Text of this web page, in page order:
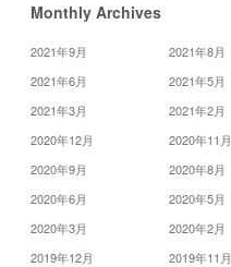
Monthly Archives
2021年9月 2021年8月
2021年6月
2021年5月
2021年3月
2021年2月
2020年12月
2020年11月
2020年9月
2020年8月
2020年6月
2020年5月
2020年3月
2020年2月
2019年12月
2019年11月